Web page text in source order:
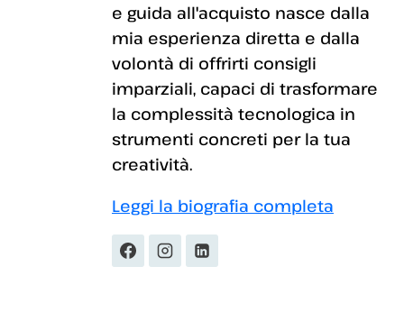
e guida all'acquisto nasce dalla
mia esperienza diretta e dalla
volontà di offrirti consigli
imparziali, capaci di trasformare
la complessità tecnologica in
strumenti concreti per la tua
creatività.
Leggi la biografia completa